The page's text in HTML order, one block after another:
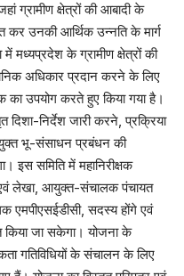
ग्रामीण क्षेत्रों की आबादी के
कर उनकी आर्थिक उन्नति के मार्ग
में मध्यप्रदेश के ग्रामीण क्षेत्रों की
अधिकार प्रदान करने के लिए
का उपयोग करते हुए किया गया है।
दिशा-निर्देश जारी करने, प्रक्रिया
भू-संसाधन प्रबंधन की
इस समिति में महानिरीक्षक
लेखा, आयुक्त-संचालक पंचायत
एमपीएसईडीसी, सदस्य होंगे एवं
किया जा सकेगा। योजना के
गतिविधियों के संचालन के लिए